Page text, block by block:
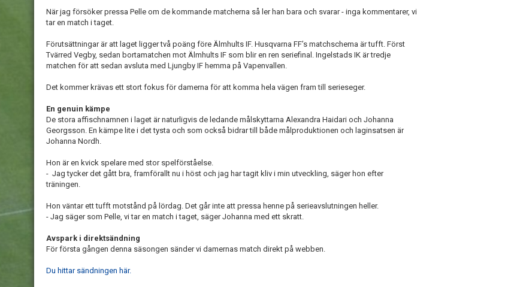
När jag försöker pressa Pelle om de kommande matcherna så ler han bara och svarar - inga kommentarer, vi
tar en match i taget.
Förutsättningar är att laget ligger två poäng före Älmhults IF. Husqvarna FF’s matchschema är tufft. Först
Tvärred Vegby, sedan bortamatchen mot Älmhults IF som blir en ren seriefinal. Ingelstads IK är tredje
matchen för att sedan avsluta med Ljungby IF hemma på Vapenvallen.
Det kommer krävas ett stort fokus för damerna för att komma hela vägen fram till serieseger.
En genuin kämpe
De stora affischnamnen i laget är naturligvis de ledande målskyttarna Alexandra Haidari och Johanna
Georgsson. En kämpe lite i det tysta och som också bidrar till både målproduktionen och laginsatsen är
Johanna Nordh.
Hon är en kvick spelare med stor spelförståelse.
- Jag tycker det gått bra, framförallt nu i höst och jag har tagit kliv i min utveckling, säger hon efter
träningen.
Hon väntar ett tufft motstånd på lördag. Det går inte att pressa henne på serieavslutningen heller.
- Jag säger som Pelle, vi tar en match i taget, säger Johanna med ett skratt.
Avspark i direktsändning
För första gången denna säsongen sänder vi damernas match direkt på webben.
Du hittar sändningen här.